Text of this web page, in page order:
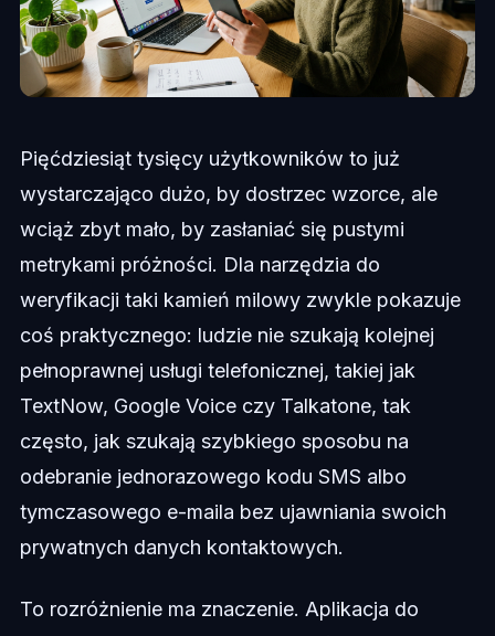
Pięćdziesiąt tysięcy użytkowników to już
wystarczająco dużo, by dostrzec wzorce, ale
wciąż zbyt mało, by zasłaniać się pustymi
metrykami próżności. Dla narzędzia do
weryfikacji taki kamień milowy zwykle pokazuje
coś praktycznego: ludzie nie szukają kolejnej
pełnoprawnej usługi telefonicznej, takiej jak
TextNow, Google Voice czy Talkatone, tak
często, jak szukają szybkiego sposobu na
odebranie jednorazowego kodu SMS albo
tymczasowego e-maila bez ujawniania swoich
prywatnych danych kontaktowych.
To rozróżnienie ma znaczenie. Aplikacja do